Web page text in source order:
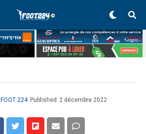
FOOT 224 Published 2 décembre 2022